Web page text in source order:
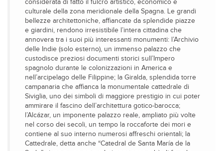
considerata di fatto il fulcro artistico, economico e
culturale della zona meridionale della Spagna. Le grandi
bellezze architettoniche, affiancate da splendide piazze
e giardini, rendono irresistibile l’intera cittadina che
annovera tra i suoi più interessanti monumenti: l’Archivio
delle Indie (solo esterno), un immenso palazzo che
custodisce preziosi documenti storici sull’Impero
spagnolo durante le colonizzazioni in America e
nell’arcipelago delle Filippine; la Giralda, splendida torre
campanaria che affianca la monumentale cattedrale di
Siviglia, uno dei simboli di maggiore prestigio in cui poter
ammirare il fascino dell’architettura gotico-barocca;
l’Alcázar, un imponente palazzo reale, ampliato più volte
nel corso dei secoli, un tempo la roccaforte dei mori e
contiene al suo interno numerosi affreschi orientali; la
Cattedrale, detta anche “Catedral de Santa María de la